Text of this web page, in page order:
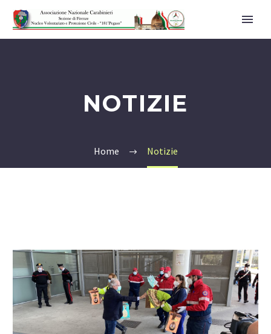
NOTIZIE
Home Notizie